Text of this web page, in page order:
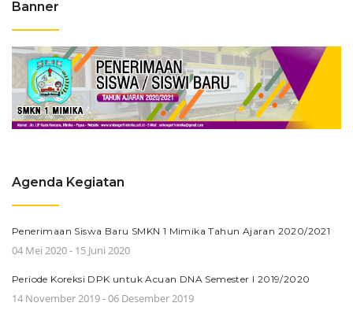
Banner
Agenda Kegiatan
Penerimaan Siswa Baru SMKN 1 Mimika Tahun Ajaran 2020/2021
04 Mei 2020 - 15 Juni 2020
Periode Koreksi DPK untuk Acuan DNA Semester I 2019/2020
14 November 2019 - 06 Desember 2019